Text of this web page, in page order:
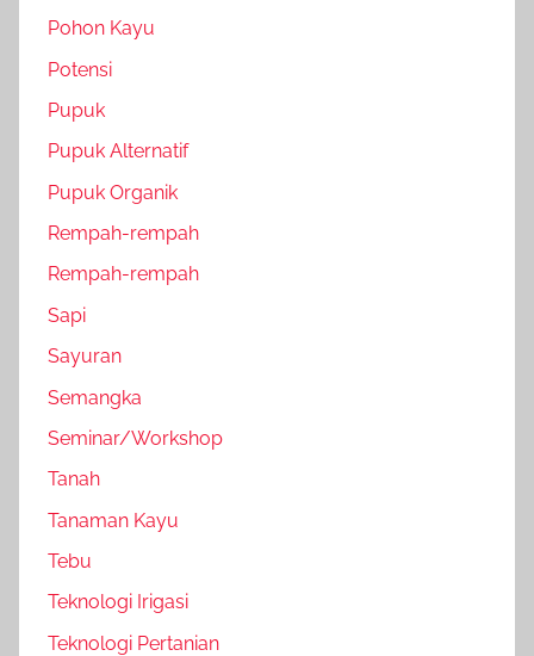
Pohon Kayu
Potensi
Pupuk
Pupuk Alternatif
Pupuk Organik
Rempah-rempah
Rempah-rempah
Sapi
Sayuran
Semangka
Seminar/Workshop
Tanah
Tanaman Kayu
Tebu
Teknologi Irigasi
Teknologi Pertanian